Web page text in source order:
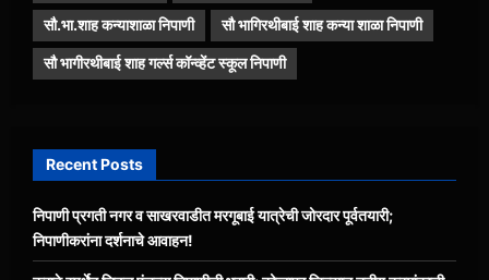
सौ.भा.शाह कन्याशाळा निपाणी सौ भागिरथीबाई शाह कन्या शाळा निपाणी
सौ भागीरथीबाई शाह गर्ल्स कॉन्व्हेंट स्कूल निपाणी
Recent Posts
निपाणी प्रगती नगर व साखरवाडीत मरगूबाई यात्रेची जोरदार पूर्वतयारी;
निपाणीकरांना दर्शनाचे आवाहन!